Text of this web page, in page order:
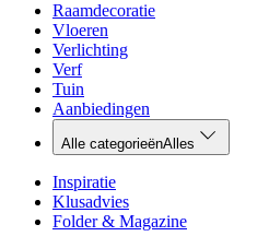
Raamdecoratie
Vloeren
Verlichting
Verf
Tuin
Aanbiedingen
Alle categorieënAlles
Inspiratie
Klusadvies
Folder & Magazine